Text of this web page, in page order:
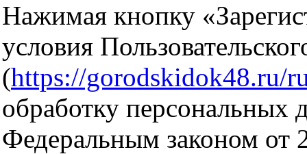
Нажимая кнопку
условия
(https://gorodskidok48.ru/
обработку персональных
Федеральным законом